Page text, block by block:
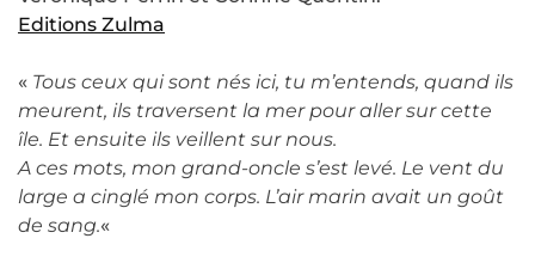
Editions Zulma
« Tous ceux qui sont nés ici, tu m’entends, quand ils
meurent, ils traversent la mer pour aller sur cette
île. Et ensuite ils veillent sur nous.
A ces mots, mon grand-oncle s’est levé. Le vent du
large a cinglé mon corps. L’air marin avait un goût
de sang.«